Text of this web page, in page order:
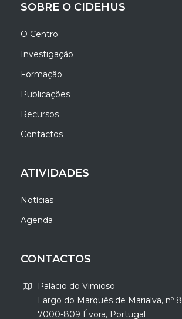
SOBRE O CIDEHUS
O Centro
Investigação
Formação
Publicações
Recursos
Contactos
ATIVIDADES
Notícias
Agenda
CONTACTOS
Palácio do Vimioso
Largo do Marquês de Marialva, nº 8
7000-809 Évora, Portugal